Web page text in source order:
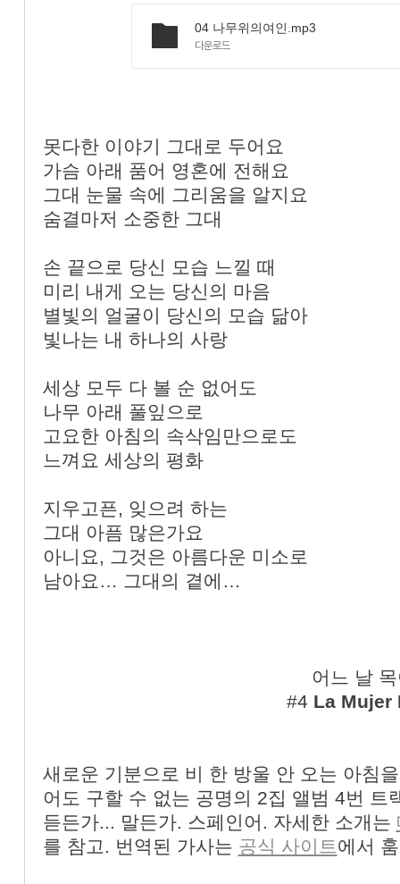
04 나무위의여인.mp3
다운로드
못다한 이야기 그대로 두어요
가슴 아래 품어 영혼에 전해요
그대 눈물 속에 그리움을 알지요
숨결마저 소중한 그대
손 끝으로 당신 모습 느낄 때
미리 내게 오는 당신의 마음
별빛의 얼굴이 당신의 모습 닮아
빛나는 내 하나의 사랑
세상 모두 다 볼 순 없어도
나무 아래 풀잎으로
고요한 아침의 속삭임만으로도
느껴요 세상의 평화
지우고픈, 잊으려 하는
그대 아픔 많은가요
아니요, 그것은 아름다운 미소로
남아요… 그대의 곁에…
어느 날
#4 La Mujer
새로운 기분으로 비 한 방울 안 오는 아침
어도 구할 수 없는 공명의 2집 앨범 4번 트
듣든가... 말든가. 스페인어. 자세한 소개는
를 참고. 번역된 가사는 공식 사이트에서